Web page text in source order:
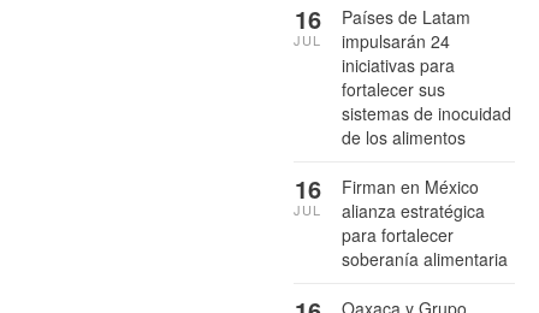
Países de Latam
impulsarán 24
iniciativas para
fortalecer sus
sistemas de inocuidad
de los alimentos
16
JUL
Firman en México
alianza estratégica
para fortalecer
soberanía alimentaria
16
JUL